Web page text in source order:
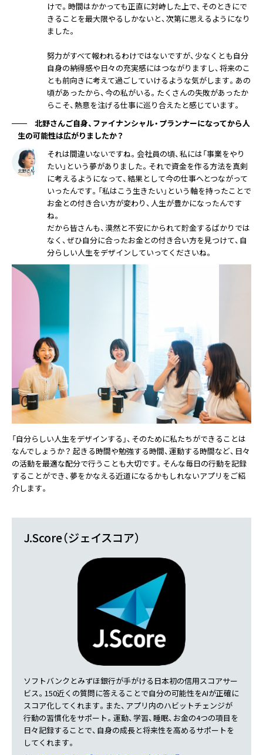
けで。時間はかかっても正直に対峙した上で、そのときにで
きることを最大限やるしかないと、次第に思えるようになり
ました。
努力がすべて報われるわけではないですが、少なくとも自分
自身の納得感や日々の充実感にはつながりますし、将来のこ
とも前向きに考えて過ごしていけるような気がします。あの
頃があったから、今の私がいる。たくさんの失敗があったか
らこそ、熱意を注げる仕事に巡り合えたと感じています。
北野さんご自身、ファイナンシャル・プランナーになってから人
生の可能性は広がりましたか？
それは間違いないですね。会社員の頃、私には「事業をやり
たい」という夢がありました。それで資金を作る方法を真剣
に考えるようになって、結果として今の仕事へとつながって
いったんです。「私はこう生きたい」という軸を持ったことで
お金との付き合い方が変わり、人生が豊かになったんです
ね。
だから皆さんも、漠然と不安にかられて貯金するばかりでは
なく、ぜひ自分に合ったお金との付き合い方を見つけて、自
分らしい人生をデザインしていってくださいね。
「自分らしい人生をデザインする」、そのために私たちができることは
なんでしょうか？ 起きる時間や勉強する時間、運動する時間など、日々
の活動を最適な配分で行うことも大切です。そんな毎日の行動を記録
することができ、夢をかなえる近道になるかもしれないアプリをご紹
介します。
J.Score（ジェイスコア）
ソフトバンクとみずほ銀行が手がける日本初の信用スコアサー
ビス。150近くの質問に答えることで自分の可能性をAIが正確に
スコア化してくれます。また、アプリ内のハビットチェンジが
行動の習慣化をサポート。運動、学習、睡眠、お金の4つの項目を
日々記録することで、自身の成長と将来性を高めるサポートを
してくれます。